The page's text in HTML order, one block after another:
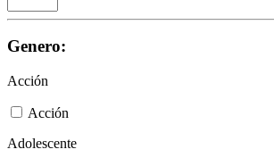
Genero:
Acción
Acción
Adolescente